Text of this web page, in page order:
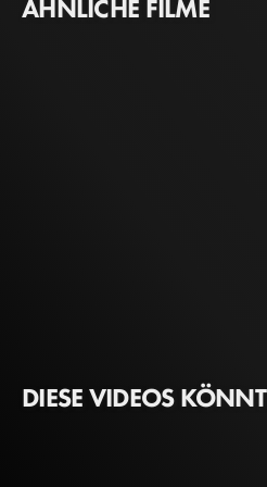
ÄHNLICHE FILME
DIESE VIDEOS